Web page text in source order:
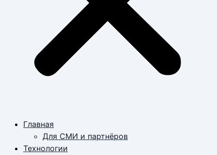
Главная
Для СМИ и партнёров
Технологии